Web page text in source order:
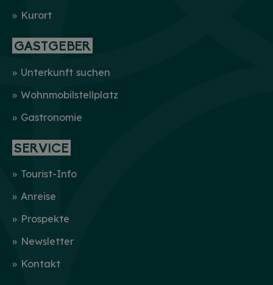
Kurort
GASTGEBER
Unterkunft suchen
Wohnmobilstellplatz
Gastronomie
SERVICE
Tourist-Info
Anreise
Prospekte
Newsletter
Kontakt